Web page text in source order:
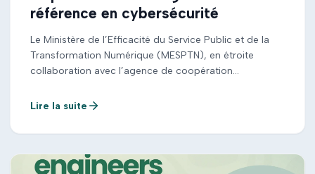
référence en cybersécurité
Le Ministère de l’Efficacité du Service Public et de la
Transformation Numérique (MESPTN), en étroite
collaboration avec l’agence de coopération
candidatures pour le poste de Conseiller Technique
consiste à piloter la création et le déploiement de
Lire la suite